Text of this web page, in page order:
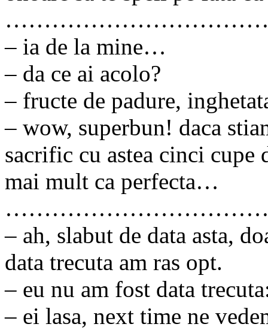
– ia de la mine…
– da ce ai acolo?
– fructe de padure,
– wow, superbun! daca
sacrific cu astea cinci cupe
mai mult ca perfecta…
– ah, slabut de data asta,
data trecuta am ras opt.
– eu nu am fost data
– ei lasa, next time ne